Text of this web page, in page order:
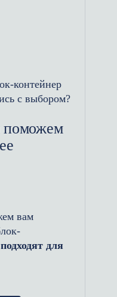
контейнер
с выбором?
поможем
вам
для